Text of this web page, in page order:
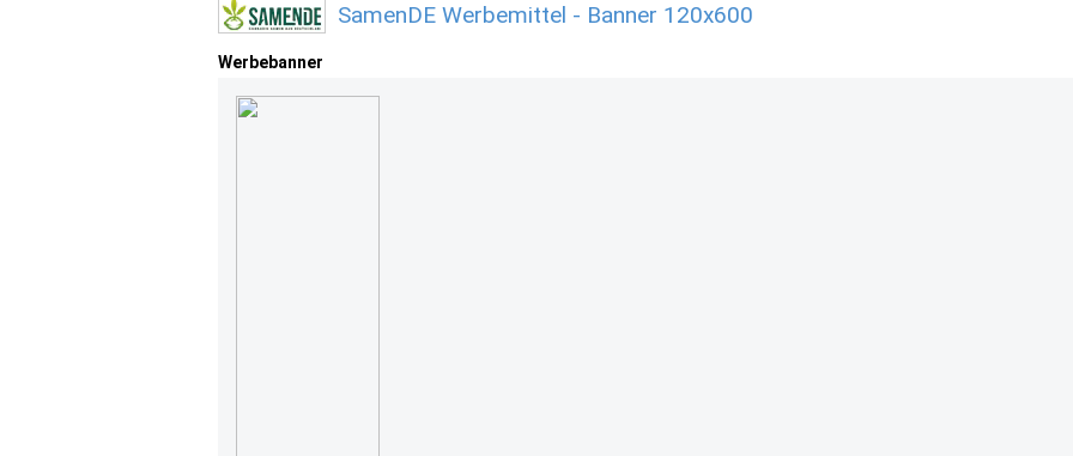
SamenDE Werbemittel - Banner 120x600
Werbebanner